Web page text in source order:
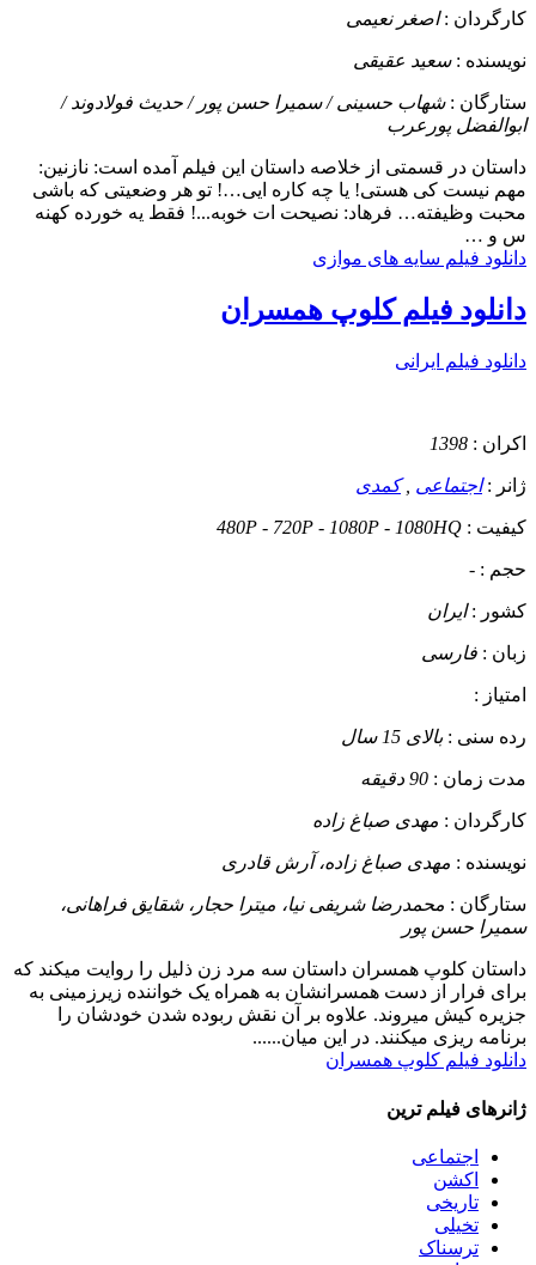
کارگردان :اصغر نعیمی
نویسنده :سعید عقیقی
ستارگان :شهاب حسینی / سمیرا حسن پور / حدیث فولادوند /
ابوالفضل پورعرب
داستان در قسمتی از خلاصه داستان این فیلم آمده است: نازنین:
مهم نیست کی هستی! یا چه کاره ایی…! تو هر وضعیتی که باشی
محبت وظیفته… فرهاد: نصیحت ات خوبه...! فقط یه خورده کهنه
س و …
دانلود فیلم سایه های موازی
دانلود فیلم کلوپ همسران
دانلود فیلم ایرانی
اکران : 1398
ژانر :اجتماعی ,کمدی
کیفیت : 480P - 720P - 1080P - 1080HQ
حجم : -
کشور :ایران
زبان : فارسی
امتیاز :
رده سنی :بالای 15 سال
مدت زمان : 90 دقیقه
کارگردان : مهدی صباغ زاده
نویسنده : مهدی صباغ زاده، آرش قادری
ستارگان : محمدرضا شریفی‌ نیا، میترا حجار، شقایق فراهانی،
سمیرا حسن پور
داستان کلوپ همسران داستان سه مرد زن ذلیل را روایت میکند که
برای فرار از دست همسرانشان به همراه یک خواننده زیرزمینی به
جزیره کیش میروند. علاوه بر آن نقش ربوده شدن خودشان را
برنامه ریزی میکنند. در این میان......
دانلود فیلم کلوپ همسران
ژانرهای فیلم ترین
اجتماعی
اکشن
تاریخی
تخیلی
ترسناک